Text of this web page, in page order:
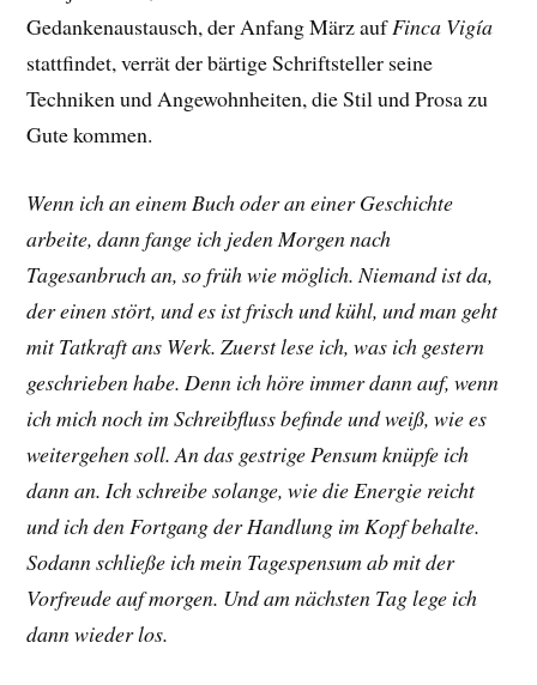
Gedankenaustausch, der Anfang März aufFinca Vigía
stattfindet, verrät der bärtige Schriftsteller seine
Techniken und Angewohnheiten, die Stil und Prosa zu
Gute kommen.
Wenn ich an einem Buch oder an einer Geschichte
arbeite, dann fange ich jeden Morgen nach
Tagesanbruch an, so früh wie möglich. Niemand ist da,
der einen stört, und es ist frisch und kühl, und man geht
mit Tatkraft ans Werk. Zuerst lese ich, was ich gestern
geschrieben habe. Denn ich höre immer dann auf, wenn
ich mich noch im Schreibfluss befinde und weiß, wie es
weitergehen soll. An das gestrige Pensum knüpfe ich
dann an. Ich schreibe solange, wie die Energie reicht
und ich den Fortgang der Handlung im Kopf behalte.
Sodann schließe ich mein Tagespensum ab mit der
Vorfreude auf morgen. Und am nächsten Tag lege ich
dann wieder los.